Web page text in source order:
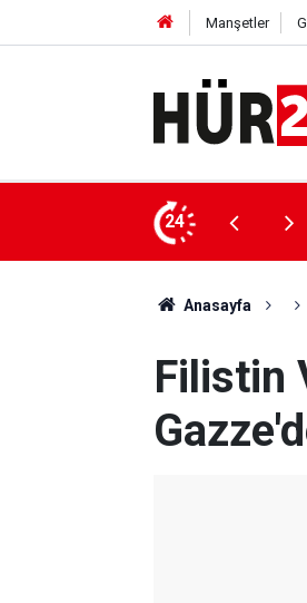
Manşetler
24
minibüse çarptı: Bir ölü, bir ağır yaralı
Anasayfa
Filistin